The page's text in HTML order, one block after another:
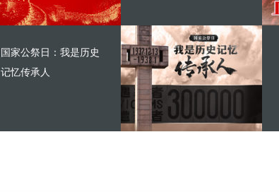
国家公祭日：我是历史
记忆传承人